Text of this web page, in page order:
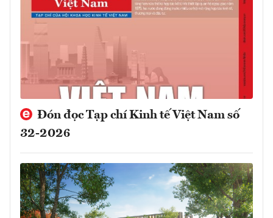
Đón đọc Tạp chí Kinh tế Việt Nam số
32-2026